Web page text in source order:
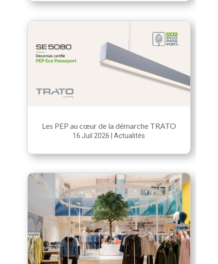
Les PEP au cœur de la démarche TRATO
16 Juil 2026 |Actualités